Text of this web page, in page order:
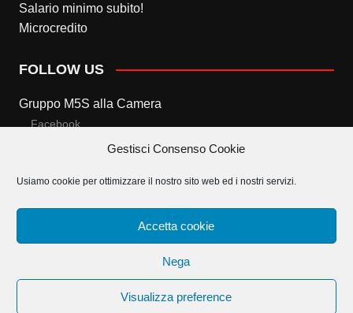
Gestisci Consenso Cookie
Usiamo cookie per ottimizzare il nostro sito web ed i nostri servizi.
Accetta cookie
Nega
Visualizza preference
Salario minimo subito!
Microcredito
FOLLOW US
Gruppo M5S alla Camera
Facebook
Twitter